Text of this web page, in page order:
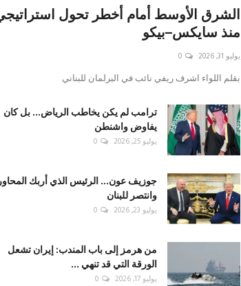
الشرق الأوسط أمام أخطر تحول
منذ سايكس–بيكو
يوليو 31, 2026 0
بقلم اللواء اشرف ريفي نائب في البرلمان للبناني
ترامب لم يكن يخاطب الرياض... بل كان
يفاوض واشنطن
يوليو 25, 2026 0
جوزيف عون... الرئيس الذي أربك المحاور
وانتصر للبنان
يوليو 23, 2026 0
من هرمز إلى باب المندب: إيران تشعل
الورقة التي قد تنهي ...
يوليو 17, 2026 0